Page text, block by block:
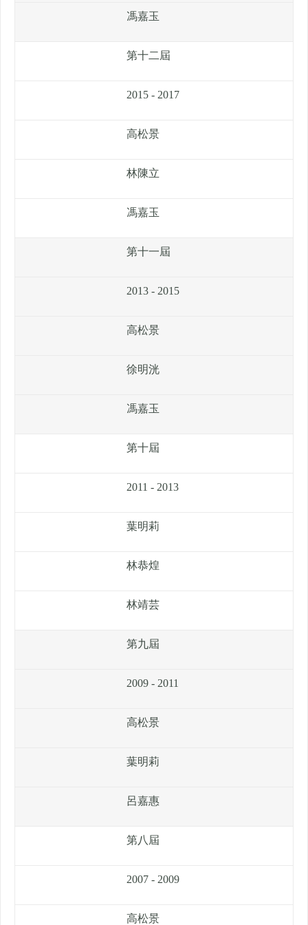
馮嘉玉
第十二屆
2015 - 2017
高松景
林陳立
馮嘉玉
第十一屆
2013 - 2015
高松景
徐明洸
馮嘉玉
第十屆
2011 - 2013
葉明莉
林恭煌
林靖芸
第九屆
2009 - 2011
高松景
葉明莉
呂嘉惠
第八屆
2007 - 2009
高松景